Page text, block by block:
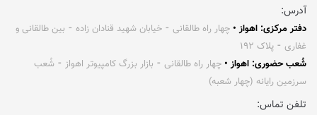
آدرس:
دفتر مرکزی: اهواز • چهار راه طالقانی ⁃ خیابان شهید قنادان زاده ⁃ بین طالقانی و
غفاری ⁃ پلاک ۱۹۲
شُعب حضوری: اهواز • چهار راه طالقانی ⁃ بازار بزرگ کامپیوتر اهواز ⁃ شُعب
سرزمین رایانه (چهار شعبه)
تلفن تماس: